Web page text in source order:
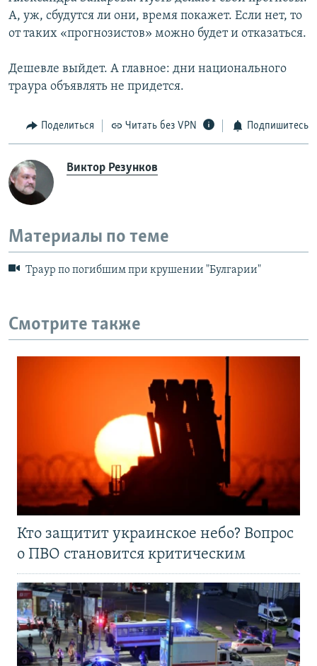
А, уж, сбудутся ли они, время покажет. Если нет, то
от таких «прогнозистов» можно будет и отказаться.
Дешевле выйдет. А главное: дни национального
траура объявлять не придется.
Поделиться Читать без VPN Подпишитесь
Виктор Резунков
Материалы по теме
Траур по погибшим при крушении "Булгарии"
Смотрите также
Кто защитит украинское небо? Вопрос
о ПВО становится критическим